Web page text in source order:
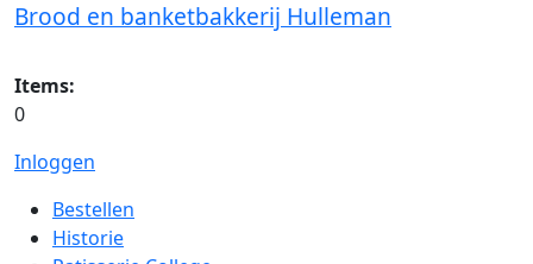
Brood en banketbakkerij Hulleman
Items:
0
Inloggen
Bestellen
Historie